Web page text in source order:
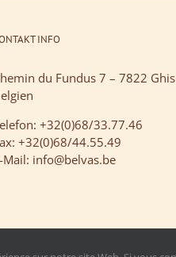
INFO
du Fundus 7 – 7822
+32(0)68/33.77.46
+32(0)68/44.55.49
Mail: info@belvas.be